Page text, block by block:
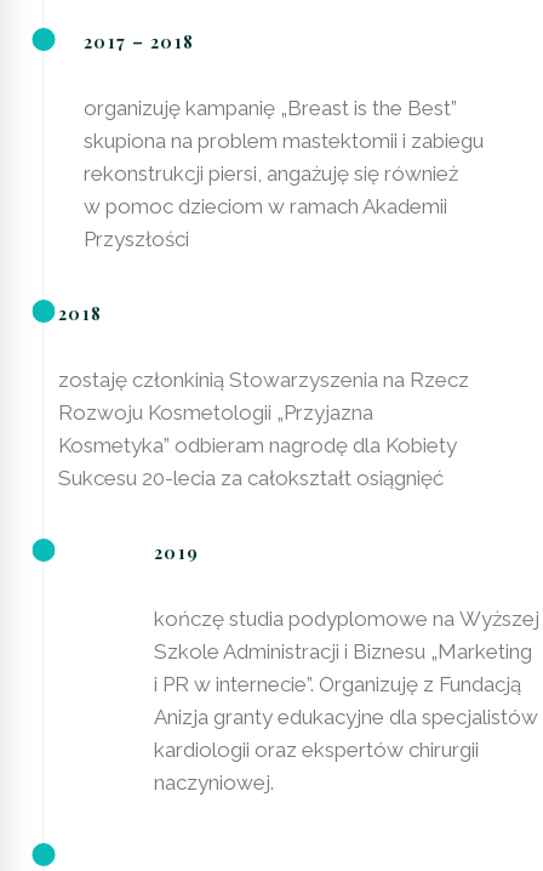
2017 – 2018
organizuję kampanię „Breast is the Best”
skupiona na problem mastektomii i zabiegu
rekonstrukcji piersi, angażuję się również
w pomoc dzieciom w ramach Akademii
Przyszłości
2018
zostaję członkinią Stowarzyszenia na Rzecz
Rozwoju Kosmetologii „Przyjazna
Kosmetyka” odbieram nagrodę dla Kobiety
Sukcesu 20-lecia za całokształt osiągnięć
kończę studia podyplomowe na Wyższej
Szkole Administracji i Biznesu „Marketing
i PR w internecie”. Organizuję z Fundacją
Anizja granty edukacyjne dla specjalistów
kardiologii oraz ekspertów chirurgii
naczyniowej.